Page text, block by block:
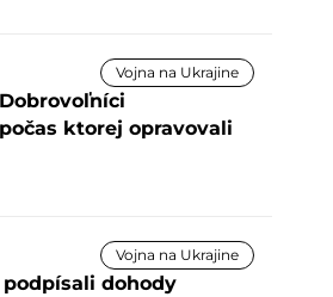
Vojna na Ukrajine
ktorej opravovali
Vojna na Ukrajine
dohody